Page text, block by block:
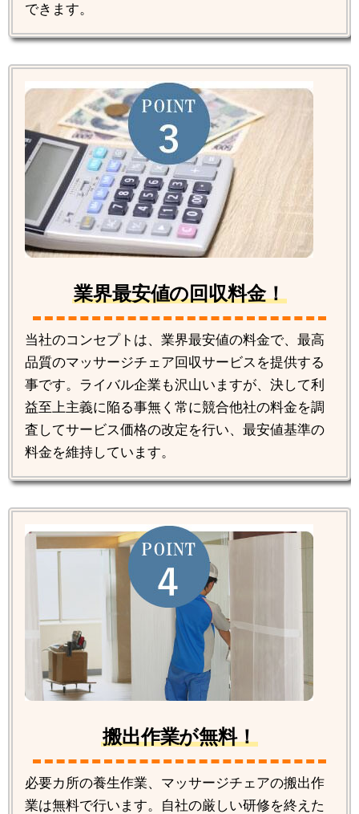
できます。
業界最安値の回収料金！
当社のコンセプトは、業界最安値の料金で、最高
品質のマッサージチェア回収サービスを提供する
事です。ライバル企業も沢山いますが、決して利
益至上主義に陥る事無く常に競合他社の料金を調
査してサービス価格の改定を行い、最安値基準の
料金を維持しています。
搬出作業が無料！
必要カ所の養生作業、マッサージチェアの搬出作
業は無料で行います。自社の厳しい研修を終えた